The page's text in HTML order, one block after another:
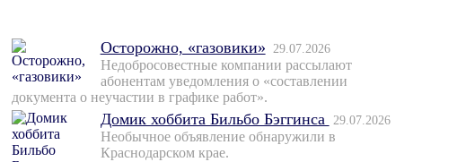
Осторожно, «газовики» 29.07.2026
Недобросовестные компании рассылают
абонентам уведомления о «составлении
документа о неучастии в графике работ».
Домик хоббита Бильбо Бэггинса 29.07.2026
Необычное объявление обнаружили в
Краснодарском крае.